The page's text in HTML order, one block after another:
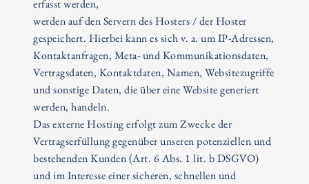
erfasst werden,
werden auf den Servern des Hosters / der Hoster
gespeichert. Hierbei kann es sich v. a. um IP-Adressen,
Kontaktanfragen, Meta- und Kommunikationsdaten,
Vertragsdaten, Kontaktdaten, Namen, Websitezugriffe
und sonstige Daten, die über eine Website generiert
werden, handeln.
Das externe Hosting erfolgt zum Zwecke der
Vertragserfüllung gegenüber unseren potenziellen und
bestehenden Kunden (Art. 6 Abs. 1 lit. b DSGVO)
und im Interesse einer sicheren, schnellen und